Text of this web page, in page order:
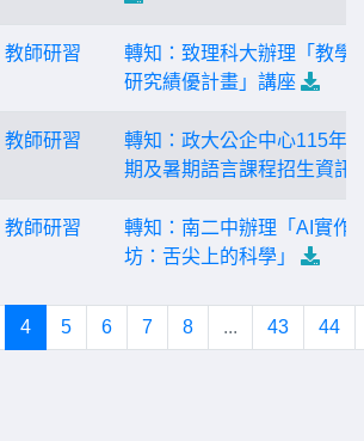
教師研習
轉知：致理科大辦理「教學
研究績優計畫」講座
教師研習
轉知：政大公企中心115年
期及暑期語言課程招生資訊
教師研習
轉知：南二中辦理「AI實作
坊：舌尖上的科學」
4 5 6 7 8 ... 43 44